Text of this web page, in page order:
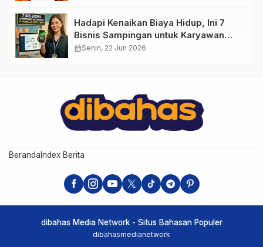
Hadapi Kenaikan Biaya Hidup, Ini 7
Bisnis Sampingan untuk Karyawan
yang Waktunya Sempit
calendar_monthSenin, 22 Jun 2026
Beranda Index Berita
dibahas Media Network - Situs Bahasan Populer
dibahasmedianetwork